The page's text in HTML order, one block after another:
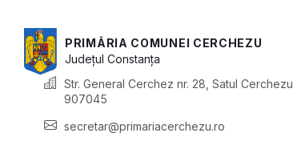
PRIMĂRIA COMUNEI CERCHEZU
JudețulConstanța
Str. General Cerchez nr. 28, Satul Cerchezu,
907045
secretar@primariacerchezu.ro